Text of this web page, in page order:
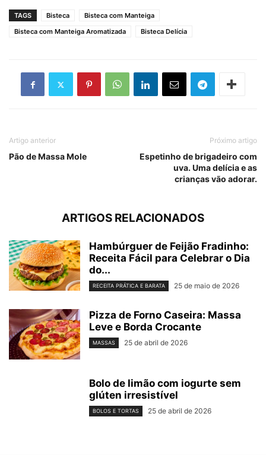
TAGS Bisteca
Bisteca com Manteiga
Bisteca com Manteiga Aromatizada
Bisteca Delícia
Artigo anterior
Pão de Massa Mole
Próximo artigo
Espetinho de brigadeiro com
uva. Uma delícia e as
crianças vão adorar.
ARTIGOS RELACIONADOS
Hambúrguer de Feijão Fradinho:
Receita Fácil para Celebrar o Dia
do...
RECEITA PRÁTICA E BARATA 25 de maio de 2026
Pizza de Forno Caseira: Massa
Leve e Borda Crocante
MASSAS 25 de abril de 2026
Bolo de limão com iogurte sem
glúten irresistível
BOLOS E TORTAS 25 de abril de 2026